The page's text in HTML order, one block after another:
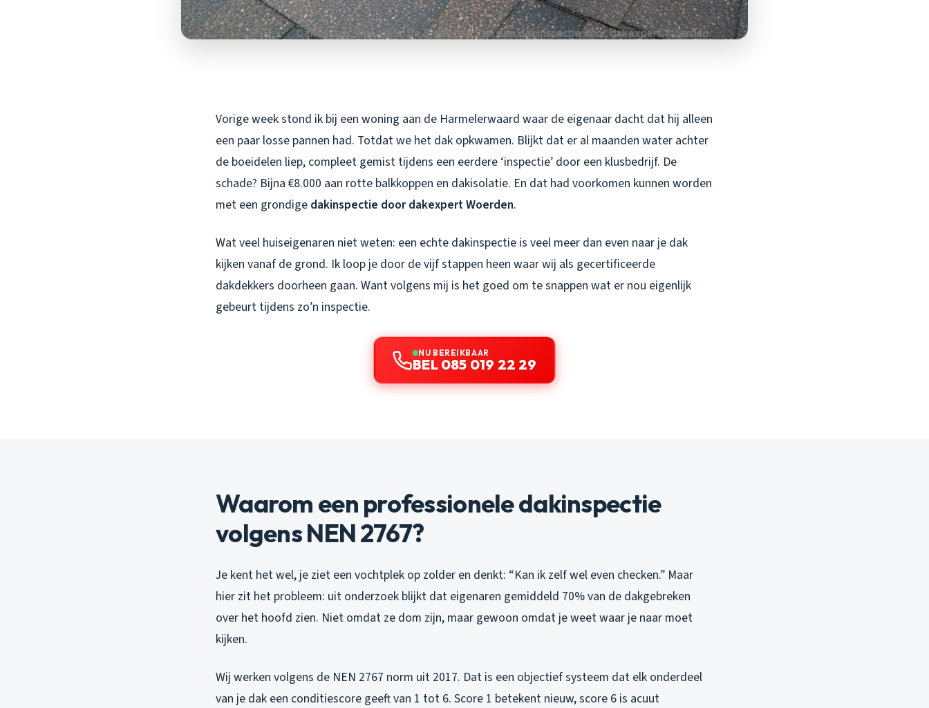
Vorige week stond ik bij een woning aan de Harmelerwaard waar de eigenaar dacht dat hij alleen
een paar losse pannen had. Totdat we het dak opkwamen. Blijkt dat er al maanden water achter
de boeidelen liep, compleet gemist tijdens een eerdere ‘inspectie’ door een klusbedrijf. De
schade? Bijna €8.000 aan rotte balkkoppen en dakisolatie. En dat had voorkomen kunnen worden
met een grondige dakinspectie door dakexpert Woerden.
Wat veel huiseigenaren niet weten: een echte dakinspectie is veel meer dan even naar je dak
kijken vanaf de grond. Ik loop je door de vijf stappen heen waar wij als gecertificeerde
dakdekkers doorheen gaan. Want volgens mij is het goed om te snappen wat er nou eigenlijk
gebeurt tijdens zo’n inspectie.
NU BEREIKBAAR
BEL 085 019 22 29
Waarom een professionele dakinspectie
volgens NEN 2767?
Je kent het wel, je ziet een vochtplek op zolder en denkt: “Kan ik zelf wel even checken.” Maar
hier zit het probleem: uit onderzoek blijkt dat eigenaren gemiddeld 70% van de dakgebreken
over het hoofd zien. Niet omdat ze dom zijn, maar gewoon omdat je weet waar je naar moet
kijken.
Wij werken volgens de NEN 2767 norm uit 2017. Dat is een objectief systeem dat elk onderdeel
van je dak een conditiescore geeft van 1 tot 6. Score 1 betekent nieuw, score 6 is acuut